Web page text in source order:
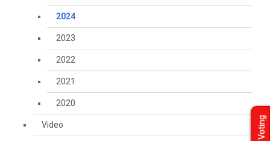
2024
2023
2022
2021
2020
Video Voting